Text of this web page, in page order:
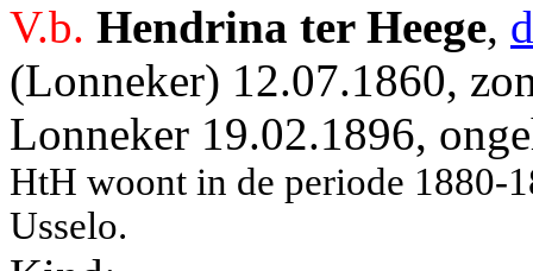
V.b. Hendrina ter Heege,
(Lonneker) 12.07.1860,
Lonneker 19.02.1896,
HtH woont in de periode 1880-
Usselo.